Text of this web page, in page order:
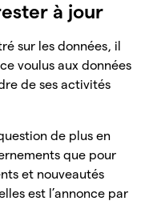
à jour
sur les données, il
voulus aux données
de ses activités
de plus en
que pour
et nouveautés
est l’annonce par